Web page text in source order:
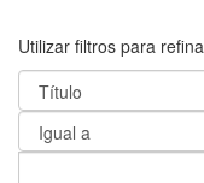
Utilizar filtros para